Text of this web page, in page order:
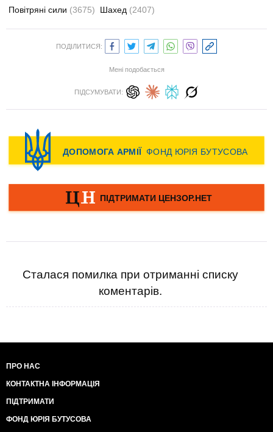
Повітряні сили (3675) Шахед (2407)
ПОДІЛИТИСЯ:
Мені подобається
ПІДСУМУВАТИ:
Сталася помилка при отриманні списку
коментарів.
ПРО НАС
КОНТАКТНА ІНФОРМАЦІЯ
ПІДТРИМАТИ
ФОНД ЮРІЯ БУТУСОВА